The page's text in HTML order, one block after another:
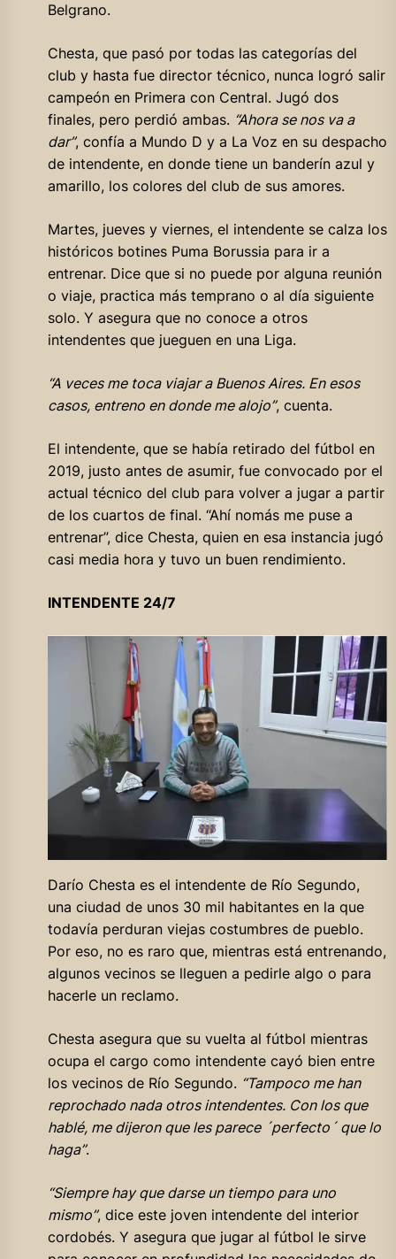
Belgrano.
Chesta, que pasó por todas las categorías del
club y hasta fue director técnico, nunca logró salir
campeón en Primera con Central. Jugó dos
finales, pero perdió ambas. “Ahora se nos va a
dar”, confía a Mundo D y a La Voz en su despacho
de intendente, en donde tiene un banderín azul y
amarillo, los colores del club de sus amores.
Martes, jueves y viernes, el intendente se calza los
históricos botines Puma Borussia para ir a
entrenar. Dice que si no puede por alguna reunión
o viaje, practica más temprano o al día siguiente
solo. Y asegura que no conoce a otros
intendentes que jueguen en una Liga.
“A veces me toca viajar a Buenos Aires. En esos
casos, entreno en donde me alojo”, cuenta.
El intendente, que se había retirado del fútbol en
2019, justo antes de asumir, fue convocado por el
actual técnico del club para volver a jugar a partir
de los cuartos de final. “Ahí nomás me puse a
entrenar”, dice Chesta, quien en esa instancia jugó
casi media hora y tuvo un buen rendimiento.
INTENDENTE 24/7
Darío Chesta es el intendente de Río Segundo,
una ciudad de unos 30 mil habitantes en la que
todavía perduran viejas costumbres de pueblo.
Por eso, no es raro que, mientras está entrenando,
algunos vecinos se lleguen a pedirle algo o para
hacerle un reclamo.
Chesta asegura que su vuelta al fútbol mientras
ocupa el cargo como intendente cayó bien entre
los vecinos de Río Segundo. “Tampoco me han
reprochado nada otros intendentes. Con los que
hablé, me dijeron que les parece ´perfecto´ que lo
haga”.
“Siempre hay que darse un tiempo para uno
mismo”, dice este joven intendente del interior
cordobés. Y asegura que jugar al fútbol le sirve